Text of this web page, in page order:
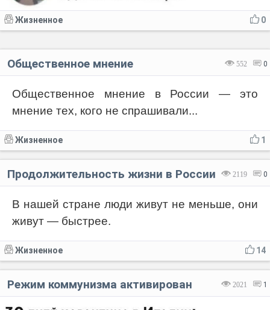
0
Жизненное
552 0
Общественное мнение
Общественное мнение в России — это
мнение тех, кого не спрашивали...
1
Жизненное
2119 0
Продолжительность жизни в России
В нашей стране люди живут не меньше, они
живут — быстрее.
14
Жизненное
2021 1
Режим коммунизма активирован